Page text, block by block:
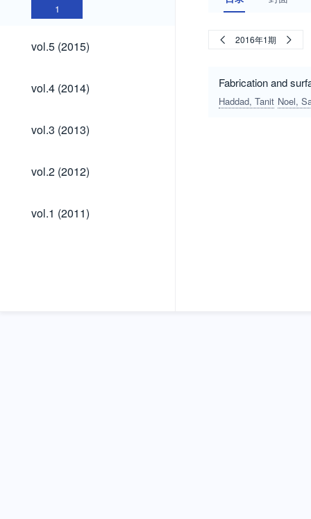
1
vol.5
(2015)
vol.5 (2015)
vol.4
(2014)
vol.4 (2014)
vol.3
(2013)
vol.3 (2013)
vol.2
(2012)
vol.2 (2012)
vol.1
(2011)
vol.1 (2011)
2016年1期
Fabrication and
Haddad, Tanit Noel,